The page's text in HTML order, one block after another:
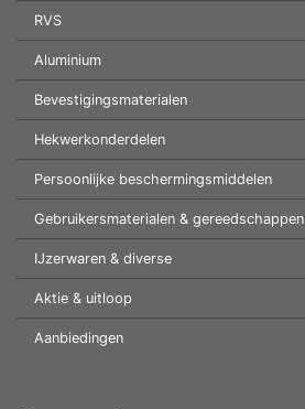
RVS
Aluminium
Bevestigingsmaterialen
Hekwerkonderdelen
Persoonlijke beschermingsmiddelen
Gebruikersmaterialen & gereedschappen
IJzerwaren & diverse
Aktie & uitloop
Aanbiedingen